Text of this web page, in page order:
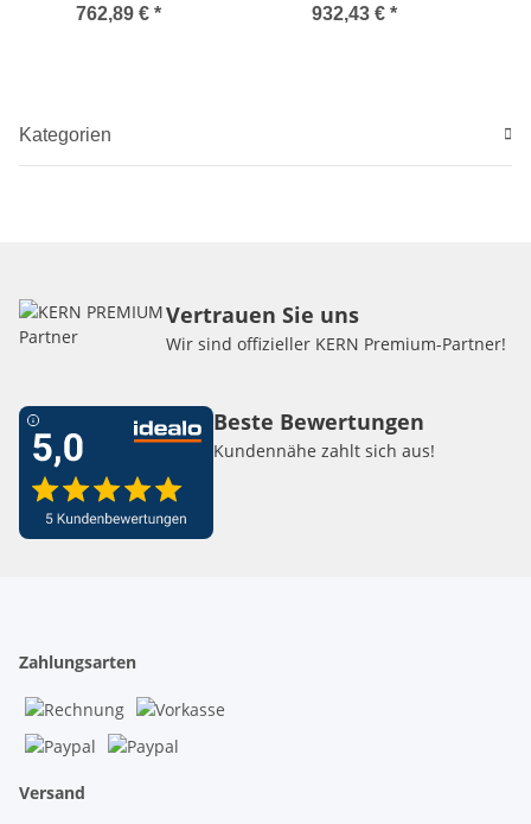
762,89 € * 932,43 € *
Kategorien
Vertrauen Sie uns
Wir sind offizieller KERN Premium-Partner!
Beste Bewertungen
Kundennähe zahlt sich aus!
Zahlungsarten
Versand